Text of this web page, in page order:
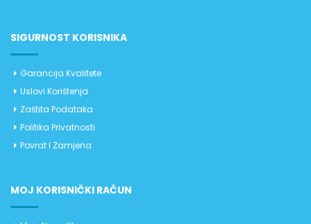
SIGURNOST KORISNIKA
Garancija Kvalitete
Uslovi Korištenja
Zaštita Podataka
Politika Privatnosti
Povrat I Zamjena
MOJ KORISNIČKI RAČUN